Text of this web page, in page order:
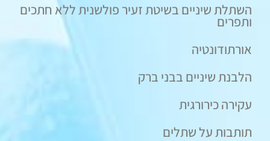
השתלת שיניים בשיטת זעיר פולשנית ללא חתכים
ותפרים
אורתודונטיה
הלבנת שיניים בבני ברק
עקירה כירורגית
תותבות על שתלים